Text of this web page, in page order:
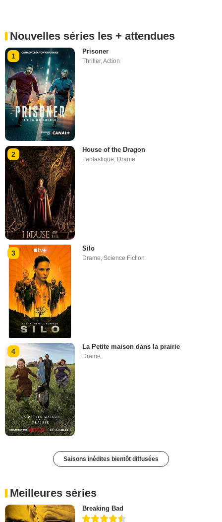
Nouvelles séries les + attendues
1
Prisoner
Thriller,Action
2
House of the Dragon
Fantastique, Drame
3
Silo
Drame ,Science Fiction
4
La Petite maison dans la prairie
Drame
Saisons inédites bientôt diffusées
Meilleures séries
Breaking Bad